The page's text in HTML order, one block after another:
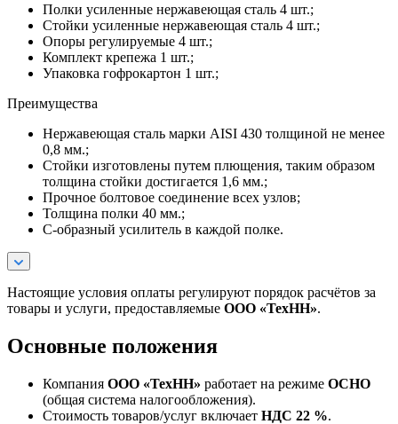
Полки усиленные нержавеющая сталь 4 шт.;
Стойки усиленные нержавеющая сталь 4 шт.;
Опоры регулируемые 4 шт.;
Комплект крепежа 1 шт.;
Упаковка гофрокартон 1 шт.;
Преимущества
Нержавеющая сталь марки AISI 430 толщиной не менее
0,8 мм.;
Стойки изготовлены путем плющения, таким образом
толщина стойки достигается 1,6 мм.;
Прочное болтовое соединение всех узлов;
Толщина полки 40 мм.;
С-образный усилитель в каждой полке.
Настоящие условия оплаты регулируют порядок расчётов за
товары и услуги, предоставляемые ООО «ТехНН».
Основные положения
Компания ООО «ТехНН» работает на режиме ОСНО
(общая система налогообложения).
Стоимость товаров/услуг включает НДС 22 %.